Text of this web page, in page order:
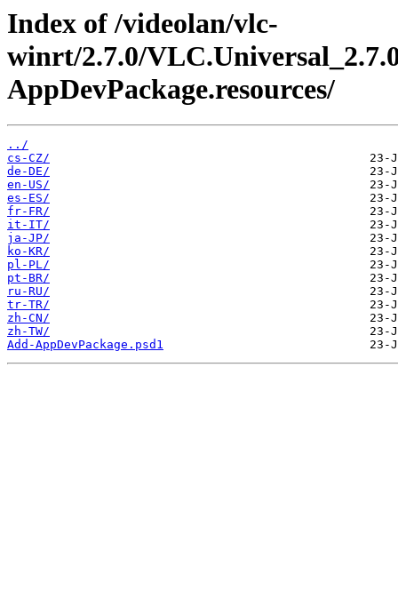
Index of /videolan/vlc-
winrt/2.7.0/
AppDevPackage.resources/
../
cs-CZ/
de-DE/
en-US/
es-ES/
fr-FR/
it-IT/
ja-JP/
ko-KR/
pl-PL/
pt-BR/
ru-RU/
tr-TR/
zh-CN/
zh-TW/
Add-AppDevPackage.psd1